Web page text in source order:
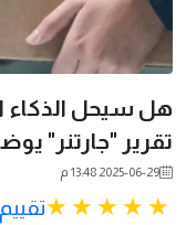
هل سيحل الذكاء
تقرير "جارتنر"
2025-06-29 13:48 م
تقييم 5 من 5.